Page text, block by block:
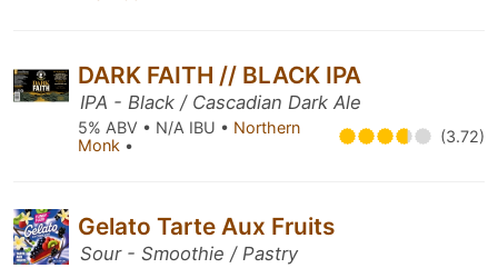
DARK FAITH // BLACK IPA
IPA - Black / Cascadian Dark Ale
5% ABV • N/A IBU • Northern
Monk • (3.72)
Gelato Tarte Aux Fruits
Sour - Smoothie / Pastry